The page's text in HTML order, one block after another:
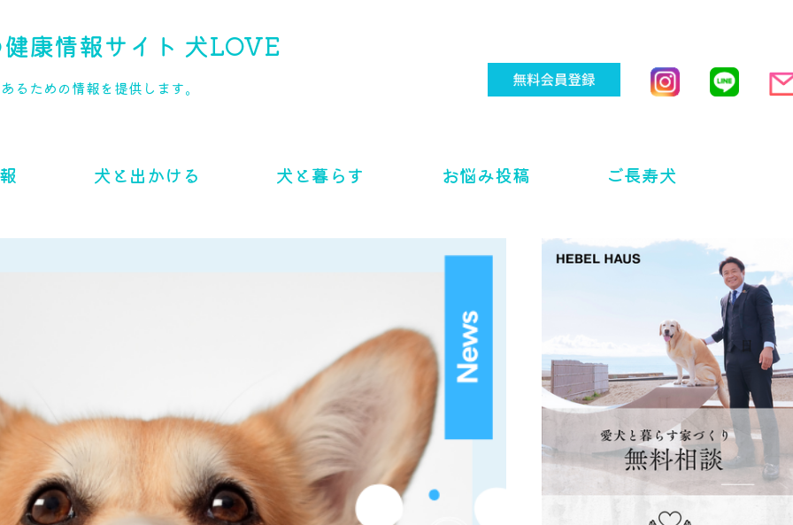
康情報サイト 犬LOVE
るための情報を提供します。
犬と出かける 犬と暮らす お悩み投稿 ご長寿犬